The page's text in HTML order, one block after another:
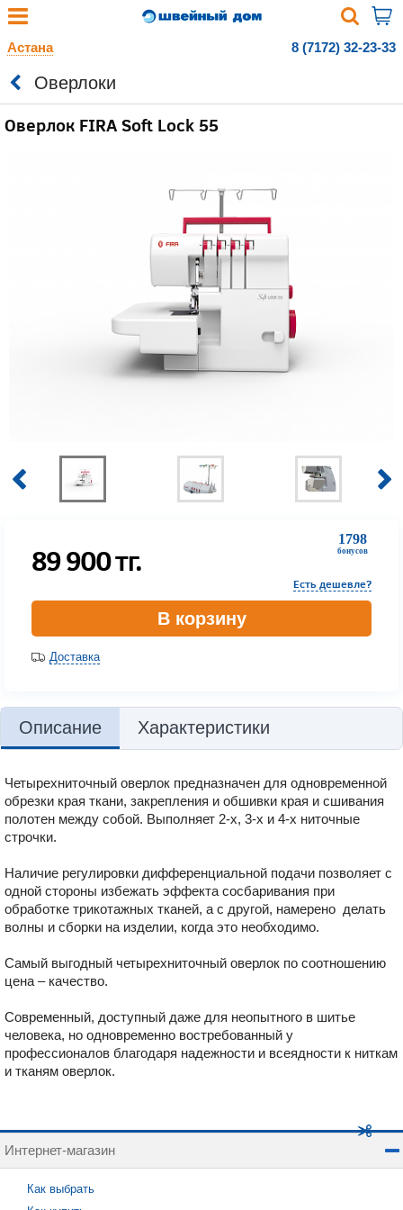
Астана 8 (7172) 32-23-33
Оверлоки
Оверлок FIRA Soft Lock 55
1798
бонусов
89 900тг.
Есть дешевле?
В корзину
Доставка
Описание Характеристики
Четырехниточный оверлок предназначен для одновременной
обрезки края ткани, закрепления и обшивки края и сшивания
полотен между собой. Выполняет 2-х, 3-х и 4-х ниточные
строчки.
Наличие регулировки дифференциальной подачи позволяет с
одной стороны избежать эффекта сосбаривания при
обработке трикотажных тканей, а с другой, намерено делать
волны и сборки на изделии, когда это необходимо.
Самый выгодный четырехниточный оверлок по соотношению
цена – качество.
Современный, доступный даже для неопытного в шитье
человека, но одновременно востребованный у
профессионалов благодаря надежности и всеядности к ниткам
и тканям оверлок.
Интернет-магазин
Как выбрать